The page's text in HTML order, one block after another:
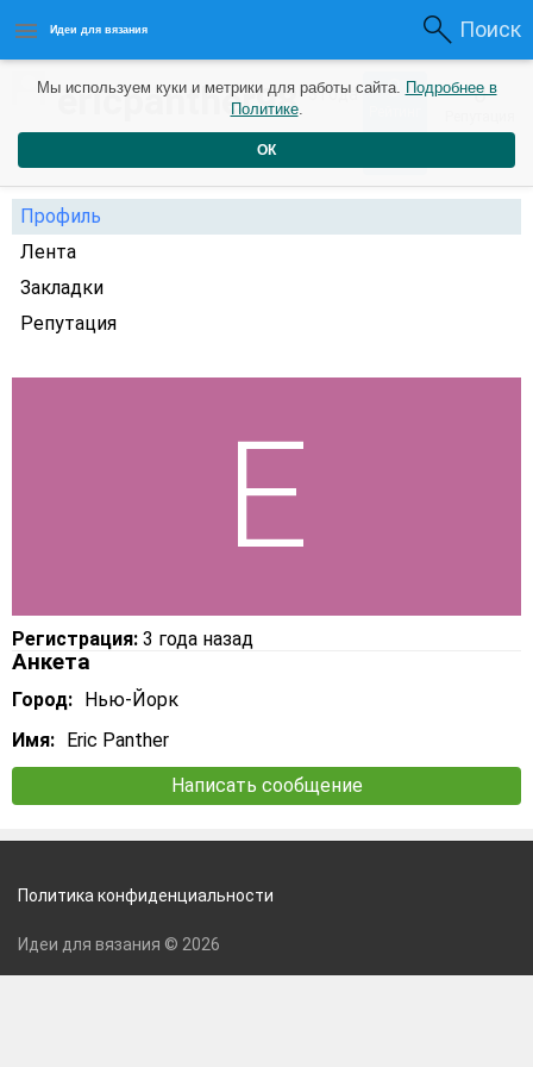
Идеи для вязания Поиск
ericpanther983 года 0 0
Профиль
Лента
Закладки
Репутация
Регистрация: 3 года назад
Анкета
Город:
Нью-Йорк
Имя:
Eric Panther
Написать сообщение
Мы используем куки и метрики для работы сайта. Подробнее в
Политике.
ОК
Политика конфиденциальности
Идеи для вязания © 2026